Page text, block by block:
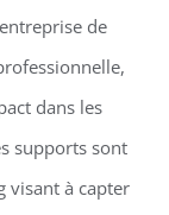
de
dans les
supports sont
visant à capter